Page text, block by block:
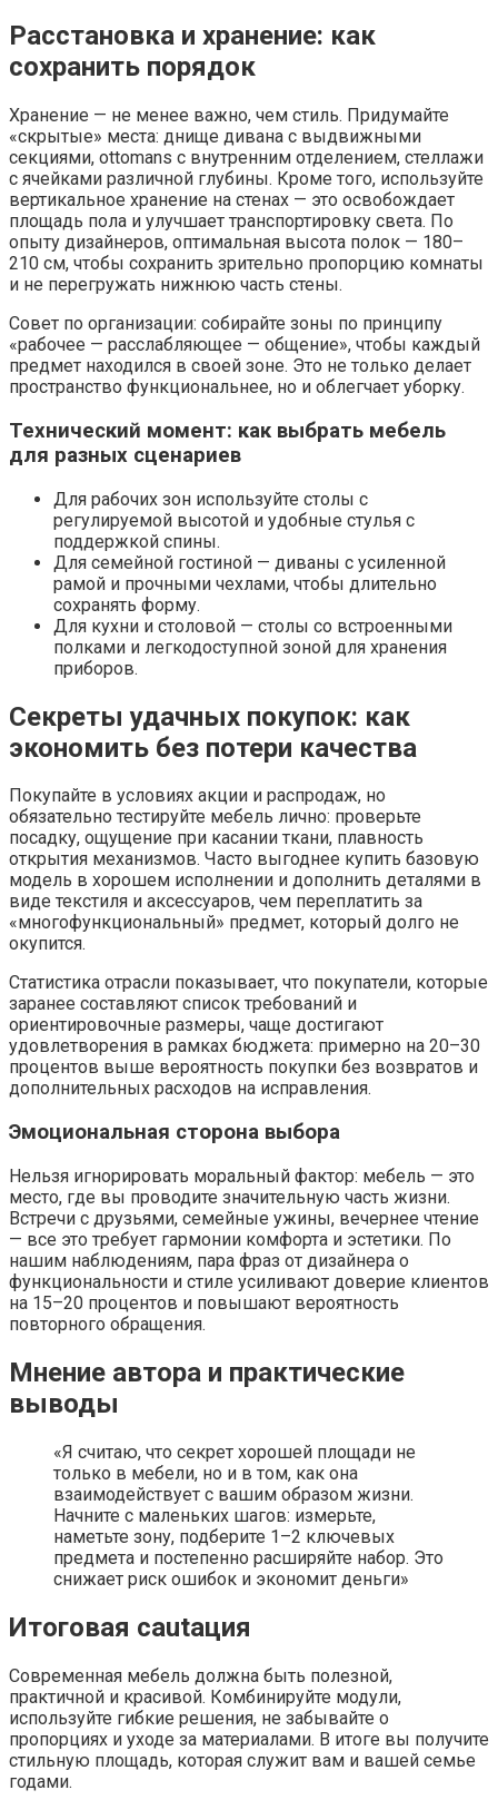
Расстановка и хранение: как
сохранить порядок
Хранение — не менее важно, чем стиль. Придумайте
«скрытые» места: днище дивана с выдвижными
секциями, ottomans с внутренним отделением, стеллажи
с ячейками различной глубины. Кроме того, используйте
вертикальное хранение на стенах — это освобождает
площадь пола и улучшает транспортировку света. По
опыту дизайнеров, оптимальная высота полок — 180–
210 см, чтобы сохранить зрительно пропорцию комнаты
и не перегружать нижнюю часть стены.
Совет по организации: собирайте зоны по принципу
«рабочее — расслабляющее — общение», чтобы каждый
предмет находился в своей зоне. Это не только делает
пространство функциональнее, но и облегчает уборку.
Технический момент: как выбрать мебель
для разных сценариев
Для рабочих зон используйте столы с
регулируемой высотой и удобные стулья с
поддержкой спины.
Для семейной гостиной — диваны с усиленной
рамой и прочными чехлами, чтобы длительно
сохранять форму.
Для кухни и столовой — столы со встроенными
полками и легкодоступной зоной для хранения
приборов.
Секреты удачных покупок: как
экономить без потери качества
Покупайте в условиях акции и распродаж, но
обязательно тестируйте мебель лично: проверьте
посадку, ощущение при касании ткани, плавность
открытия механизмов. Часто выгоднее купить базовую
модель в хорошем исполнении и дополнить деталями в
виде текстиля и аксессуаров, чем переплатить за
«многофункциональный» предмет, который долго не
окупится.
Статистика отрасли показывает, что покупатели, которые
заранее составляют список требований и
ориентировочные размеры, чаще достигают
удовлетворения в рамках бюджета: примерно на 20–30
процентов выше вероятность покупки без возвратов и
дополнительных расходов на исправления.
Эмоциональная сторона выбора
Нельзя игнорировать моральный фактор: мебель — это
место, где вы проводите значительную часть жизни.
Встречи с друзьями, семейные ужины, вечернее чтение
— все это требует гармонии комфорта и эстетики. По
нашим наблюдениям, пара фраз от дизайнера о
функциональности и стиле усиливают доверие клиентов
на 15–20 процентов и повышают вероятность
повторного обращения.
Мнение автора и практические
выводы
«Я считаю, что секрет хорошей площади не
только в мебели, но и в том, как она
взаимодействует с вашим образом жизни.
Начните с маленьких шагов: измерьте,
наметьте зону, подберите 1–2 ключевых
предмета и постепенно расширяйте набор. Это
снижает риск ошибок и экономит деньги»
Итоговая cautaция
Современная мебель должна быть полезной,
практичной и красивой. Комбинируйте модули,
используйте гибкие решения, не забывайте о
пропорциях и уходе за материалами. В итоге вы получите
стильную площадь, которая служит вам и вашей семье
годами.